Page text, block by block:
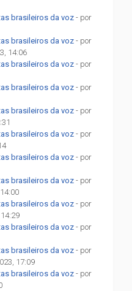
brasileiros da voz - por
brasileiros da voz - por
14:06
brasileiros da voz - por
brasileiros da voz - por
brasileiros da voz - por
brasileiros da voz - por
brasileiros da voz - por
brasileiros da voz - por
brasileiros da voz - por
brasileiros da voz - por
brasileiros da voz - por
17:09
brasileiros da voz - por